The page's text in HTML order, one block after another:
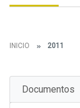
INICIO 2011
Documentos